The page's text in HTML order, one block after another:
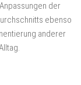
der
ebenso
anderer